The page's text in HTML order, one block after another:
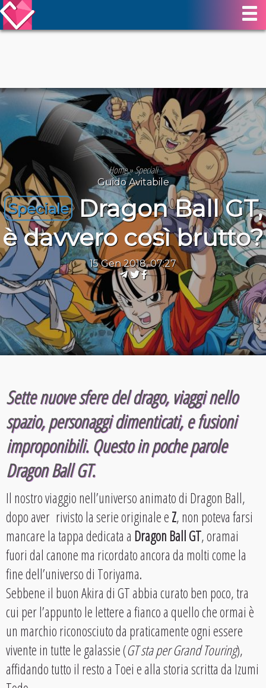
Home»Speciali
Guido Avitabile
Speciale Dragon Ball GT,
è davvero così brutto?
15 Gen 2018, 07:27
Sette nuove sfere del drago, viaggi nello
spazio, personaggi dimenticati, e fusioni
improponibili. Questo in poche parole
Dragon Ball GT.
Il nostro viaggio nell’universo animato di Dragon Ball,
dopo aver rivisto la serie originale eZ, non poteva farsi
mancare la tappa dedicata a Dragon Ball GT, oramai
fuori dal canone ma ricordato ancora da molti come la
fine dell’universo di Toriyama.
Sebbene il buon Akira di GT abbia curato ben poco, tra
cui per l’appunto le lettere a fianco a quello che ormai è
un marchio riconosciuto da praticamente ogni essere
vivente in tutte le galassie (GT sta per Grand Touring),
affidando tutto il resto a Toei e alla storia scritta da Izumi